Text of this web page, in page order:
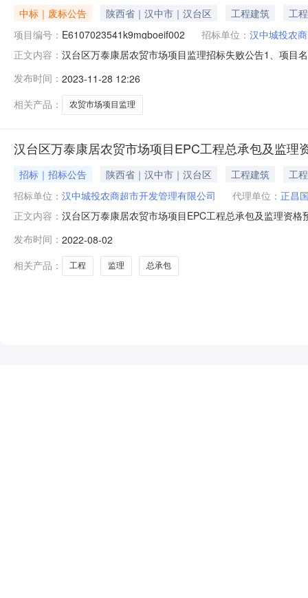
中标｜废标公告 陕西省｜汉中市｜汉台区 工程建筑
工程
项目编号： E6107023541k9mgboeif002 招标单位： 汉中城投农
正文内容： 汉台区万泰康居农贸市场项目监理招标失败公告1、项目
泰康居农贸市场项目监理标段编号
发布时间： 2023-11-28 12:26
相关产品：
农贸市场项目监理
汉台区万泰康居农贸市场项目EPC工程总承包及监理
招标｜招标公告 陕西省｜汉中市｜汉台区 工程建筑
工程
招标单位： 汉中城投农商超市开发管理有限公司 代理单位： 正昌
正文内容： 汉台区万泰康居农贸市场项目EPC工程总承包及监理资
监理由汉中市汉台区行政审批服务局以陕西省企业投资
发布时间： 2022-08-02
相关产品：
工程 监理 总承包